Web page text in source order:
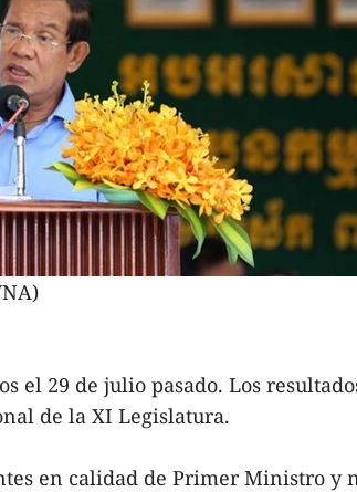
29 de julio pasado. Los
de la XI Legislatura.
en calidad de Primer Ministro y